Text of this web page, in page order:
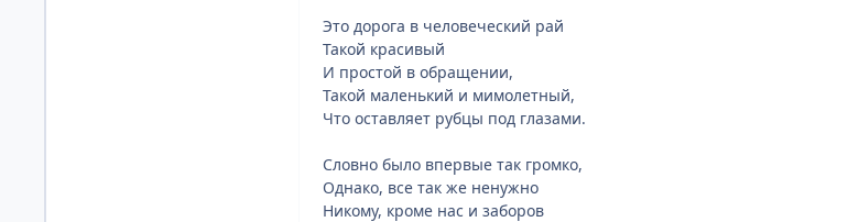
Это дорога в человеческий рай
Такой красивый
И простой в обращении,
Такой маленький и мимолетный,
Что оставляет рубцы под глазами.
Словно было впервые так громко,
Однако, все так же ненужно
Никому, кроме нас и заборов